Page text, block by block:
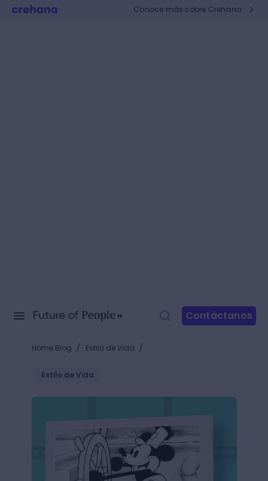
Conoce más sobre Crehana
Contáctanos
Home Blog / Estilo de Vida /
Estilo de Vida
Esta es la Historia de la Animación que no